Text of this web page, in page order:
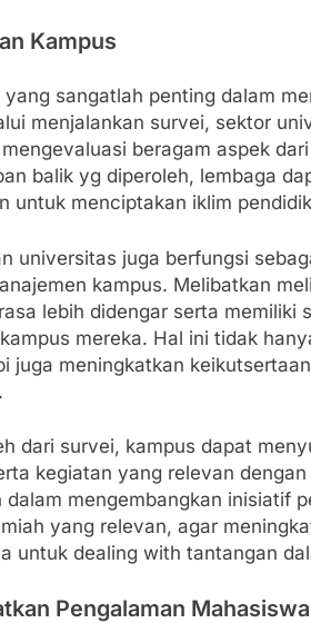
Kampus
sangatlah penting dalam
menjalankan survei, sektor
beragam aspek
balik yg diperoleh, lembaga
untuk menciptakan iklim
universitas juga berfungsi
kampus. Melibatkan
lebih didengar serta memiliki
mereka. Hal ini tidak
juga meningkatkan
dari survei, kampus dapat
kegiatan yang relevan
mengembangkan inisiatif
yang relevan, agar
untuk dealing with tantangan
Pengalaman Mahasiswa